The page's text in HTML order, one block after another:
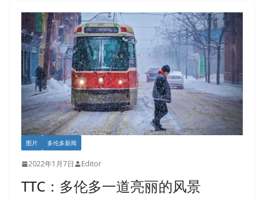
图片 多伦多新闻
2022年1月7日 Editor
TTC：多伦多一道亮丽的风景